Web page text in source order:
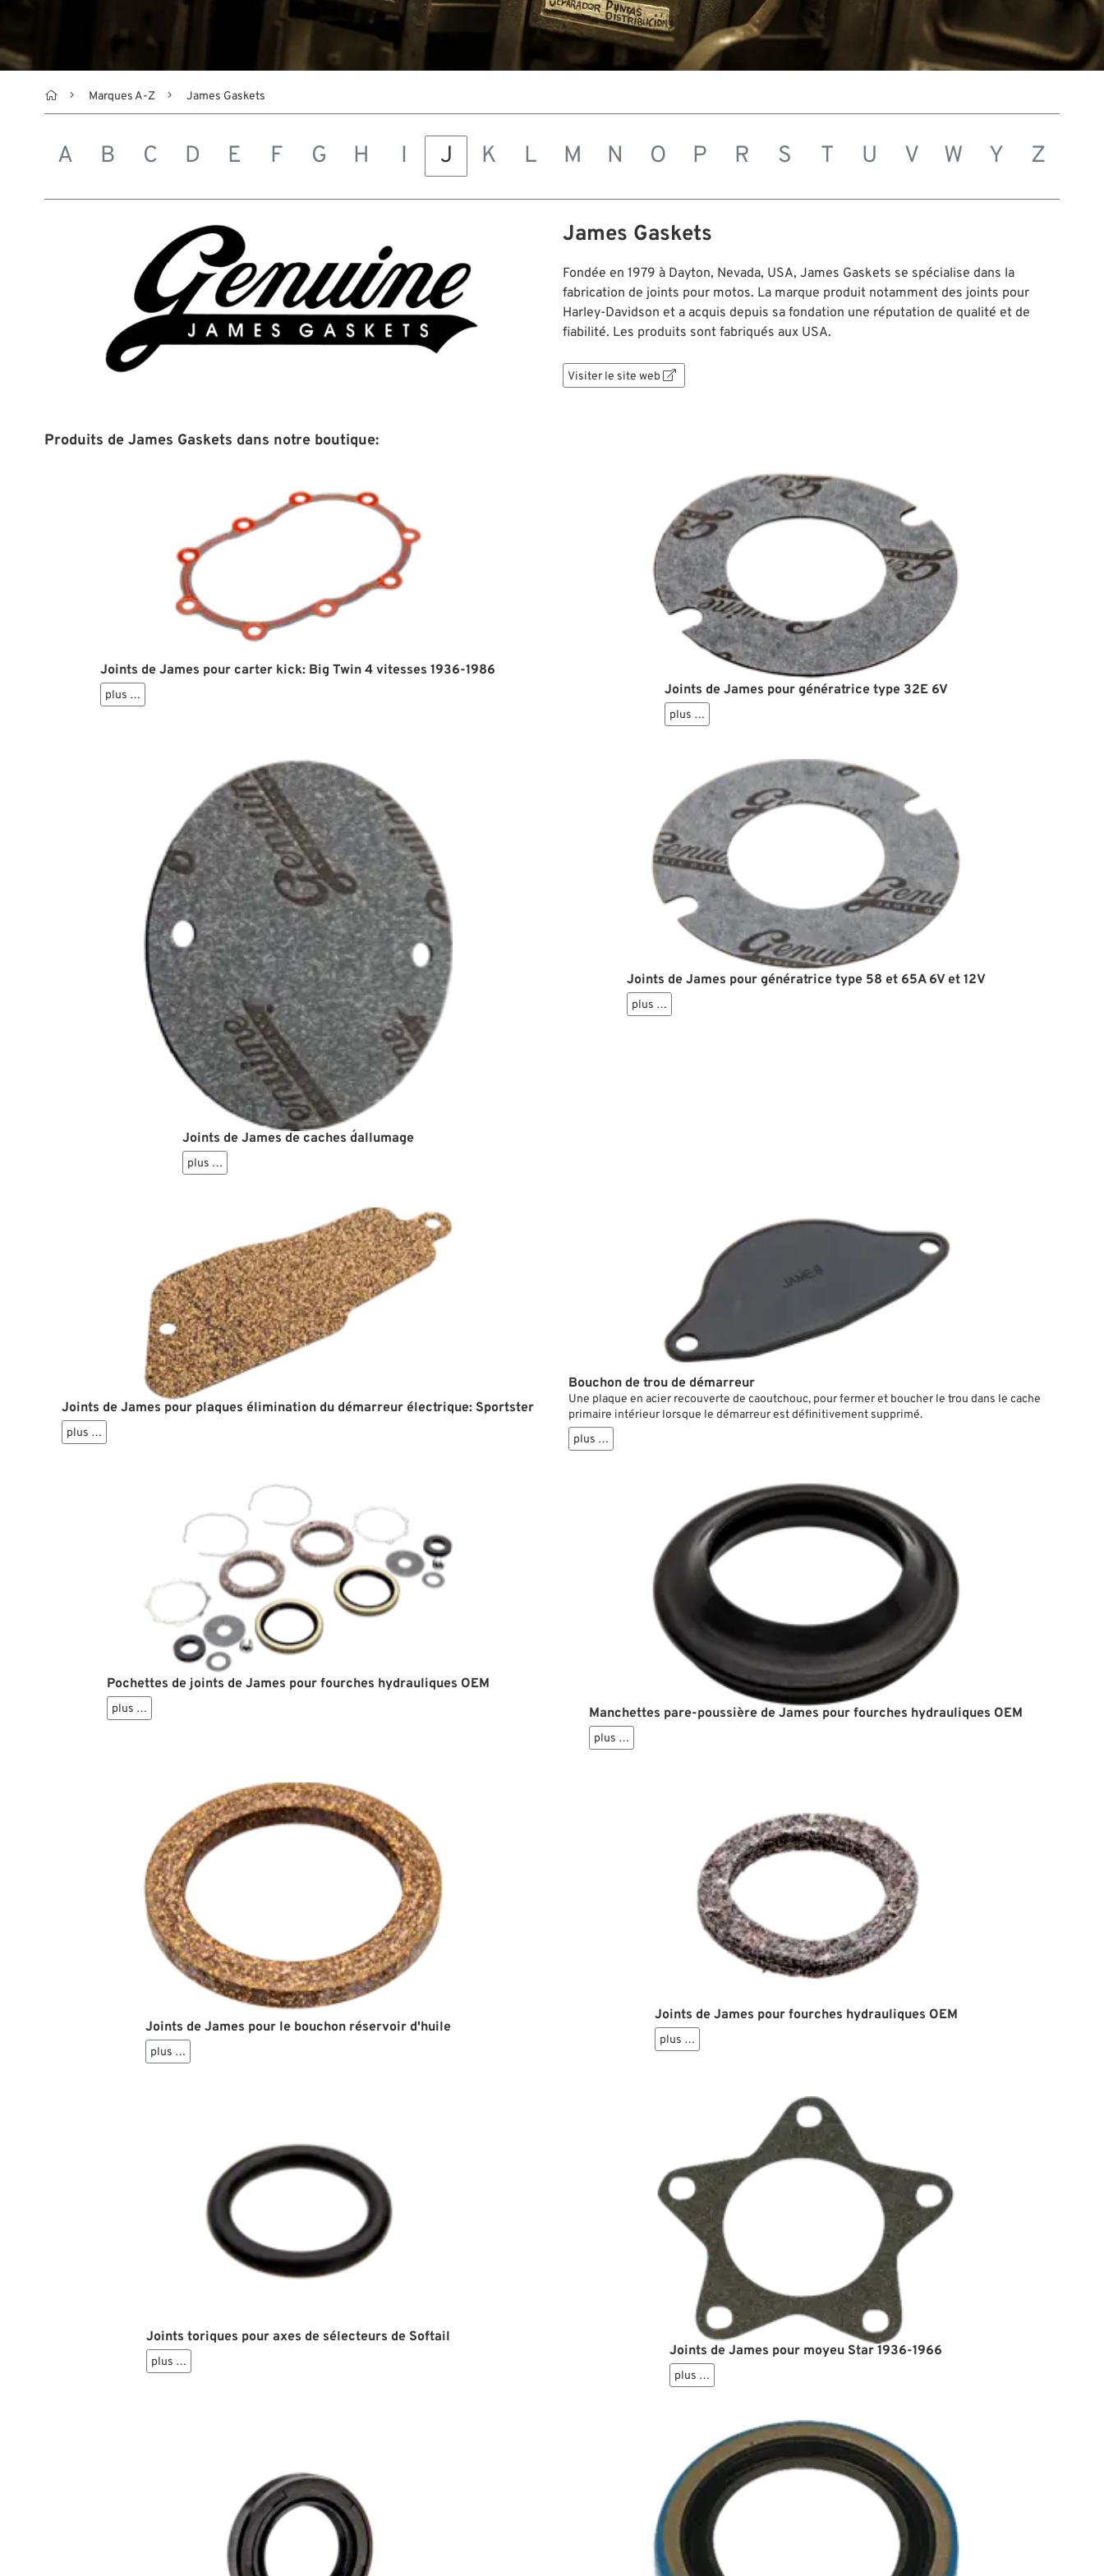
 Marques A-Z James Gaskets
A B C D E F G H I J K L M N O P R S T U V W Y Z
James Gaskets
Fondée en 1979 à Dayton, Nevada, USA, James Gaskets se spécialise dans la
fabrication de joints pour motos. La marque produit notamment des joints pour
Harley-Davidson et a acquis depuis sa fondation une réputation de qualité et de
fiabilité. Les produits sont fabriqués aux USA.
Visiter le site web 
Produits de James Gaskets dans notre boutique:
Joints de James pour carter kick: Big Twin 4 vitesses 1936-1986
plus … Joints de James pour génératrice type 32E 6V
plus …
Joints de James de caches d´allumage
plus …
Joints de James pour génératrice type 58 et 65A 6V et 12V
plus …
Joints de James pour plaques élimination du démarreur électrique: Sportster
plus …
Bouchon de trou de démarreur
Une plaque en acier recouverte de caoutchouc, pour fermer et boucher le trou dans le cache
primaire intérieur lorsque le démarreur est définitivement supprimé.
plus …
Pochettes de joints de James pour fourches hydrauliques OEM
plus … Manchettes pare-poussière de James pour fourches hydrauliques OEM
plus …
Joints de James pour le bouchon réservoir d'huile
plus …
Joints de James pour fourches hydrauliques OEM
plus …
Joints toriques pour axes de sélecteurs de Softail
plus …
Joints de James pour moyeu Star 1936-1966
plus …